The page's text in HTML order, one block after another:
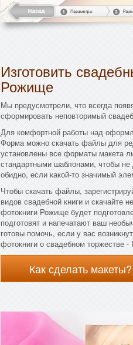
Изготовить
Рожище
Мы предусмотрели, что всегда
сформировать неповторимый
Для комфортной работы над
Форма можно скачать файлы для
установлены все форматы макета
стандартными шаблонами, чтобы не
обидно, если какой-то значимый
Чтобы скачать файлы,
видов свадебной книги и скачайте
фотокниги Рожище будет
подготовят и напечатают ваш
готовы помочь, если у вас
фотокниги о свадебном торжестве
Как сделать макеты?